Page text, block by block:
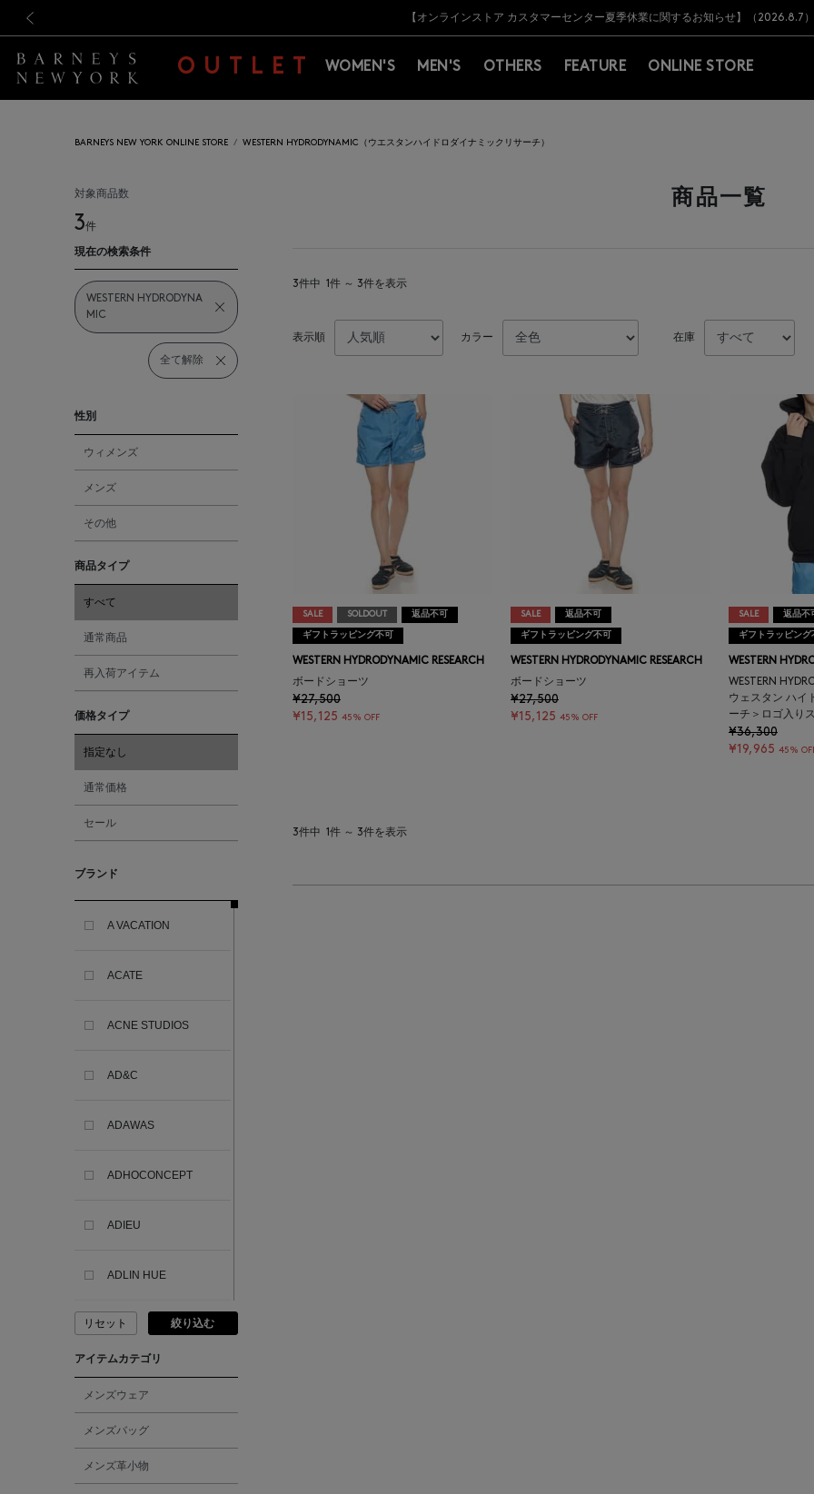
新規登録のお客様も対象！＜MY BARNEYS＞会員のお客様は11,000円（税込）以上のお買上げで常時送料無料
【夏季休業に伴う出荷一時停止のお知らせ】(2026.8.7)
【オンラインストア カスタマーセンター夏季休業に関するお知らせ】（2026.8.7）
【夏季休業に伴う返品・交換承り一時停止のお知らせ】（2026.8.5）
熊本県を中心とした地震の影響によるお荷物のお届けについて
【開催中】SUMMER SALEのご案内・ご注意事項
新規登録のお客様も対象！＜MY BARNEYS＞会員のお客様は11,000円（税込）以上のお買上げで常時送料無料
【夏季休業に伴う出荷一時停止のお知らせ】(2026.8.7)
OUTLET WOMEN'S MEN'S OTHERS FEATURE ONLINE STORE
BARNEYS NEW YORK ONLINE STORE WESTERN HYDRODYNAMIC（ウエスタンハイドロダイナミックリサーチ）
対象商品数
3件
現在の検索条件
WESTERN HYDRODYNA
MIC
全て解除
性別
ウィメンズ
メンズ
その他
商品タイプ
すべて
通常商品
再入荷アイテム
価格タイプ
指定なし
通常価格
セール
ブランド
A VACATION
ACATE
ACNE STUDIOS
AD&C
ADAWAS
ADHOCONCEPT
ADIEU
ADLIN HUE
ADVISORY BOARD
AESOP
リセット 絞り込む
アイテムカテゴリ
メンズウェア
メンズバッグ
メンズ革小物
商品一覧
3件中 1件 ～ 3件を表示
表示順 カラー 在庫
SALE SOLDOUT 返品不可
ギフトラッピング不可
WESTERN HYDRODYNAMIC RESEARCH
ボードショーツ
¥27,500
¥15,125 45% OFF
SALE 返品不可
ギフトラッピング不可
WESTERN HYDRODYNAMIC RESEARCH
ボードショーツ
¥27,500
¥15,125 45% OFF
SALE 返品不
ギフトラッピング
WESTERN
WESTERN
ウェスタン ハイ
ーチ＞ロゴ入り
¥36,300
¥19,965 45%
3件中 1件 ～ 3件を表示